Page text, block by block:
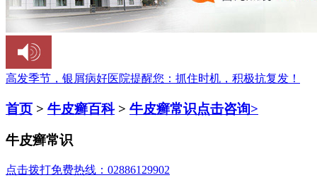
高发季节，银屑病好医院提醒您： 抓住时机，积极抗复发！
首页 > 牛皮癣百科> 牛皮癣常识点击咨询>
牛皮癣常识
点击拨打免费热线：02886129902